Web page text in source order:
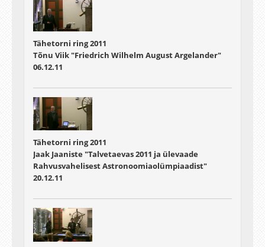
Tähetorni ring 2011
Tõnu Viik "Friedrich Wilhelm August Argelander"
06.12.11
Tähetorni ring 2011
Jaak Jaaniste "Talvetaevas 2011 ja ülevaade
Rahvusvahelisest Astronoomiaolümpiaadist"
20.12.11